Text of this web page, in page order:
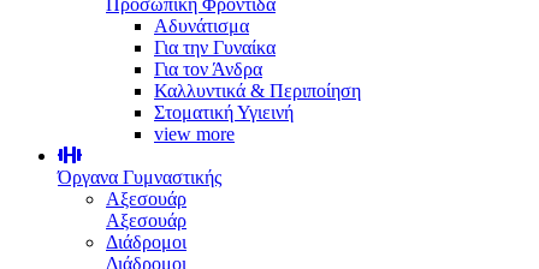
Προσωπική Φροντίδα
Αδυνάτισμα
Για την Γυναίκα
Για τον Άνδρα
Καλλυντικά & Περιποίηση
Στοματική Υγιεινή
view more
Όργανα Γυμναστικής
Αξεσουάρ
Αξεσουάρ
Διάδρομοι
Διάδρομοι